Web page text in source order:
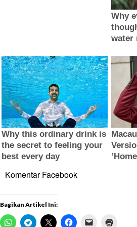
Komentar Facebook
Bagikan Artikel Ini: